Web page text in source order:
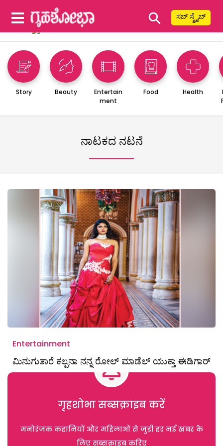
⚲ ಸಬ್ ಸ್ಕ್ರೈಬ್
Story Beauty
Entertain
ment
Food Health
ನಾಟಕದ ನಟನೆ
Entertainment
ಮಿನುಗುತಾರೆ ಕಲ್ಪನಾ ನನ್ನ ರೋಲ್ ಮಾಡೆಲ್ ಯುಕ್ತಾ ಈಡಿಗಾರ್
गृहशोभा सब्सक्राइब करें
मनोरंजक कहानियों और महिलाओं से जुड़ी हर नई खबर के
लिए सब्सक्राइब करिए